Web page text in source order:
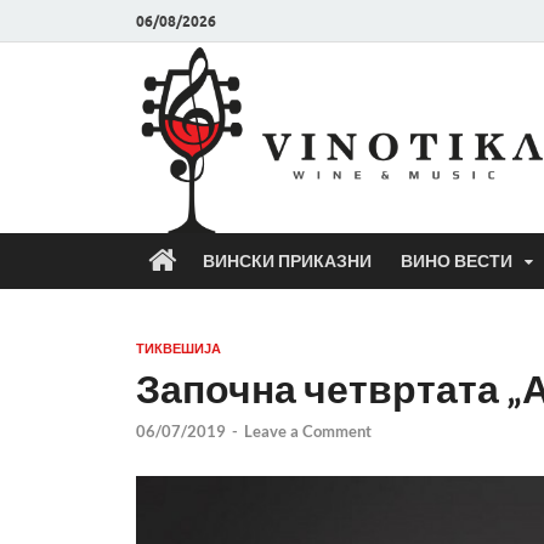
06/08/2026
ВИНСКИ ПРИКАЗНИ ВИНО ВЕСТИ
ТИКВЕШИЈА
Започна четвртата
06/07/2019 - Leave a Comment